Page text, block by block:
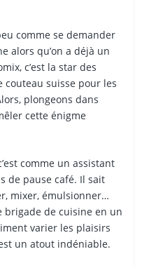
comme se demander
alors qu’on a déjà un
c’est la star des
suisse pour les
plongeons dans
cette énigme
comme un assistant
de pause café. Il sait
mixer, émulsionner…
brigade de cuisine en un
varier les plaisirs
un atout indéniable.